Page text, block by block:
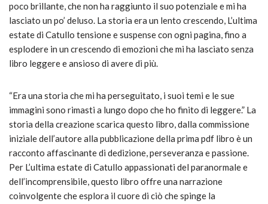
poco brillante, che non ha raggiunto il suo potenziale e mi ha
lasciato un po’ deluso. La storia era un lento crescendo, L’ultima
estate di Catullo tensione e suspense con ogni pagina, fino a
esplodere in un crescendo di emozioni che mi ha lasciato senza
libro leggere e ansioso di avere di più.
“Era una storia che mi ha perseguitato, i suoi temi e le sue
immagini sono rimasti a lungo dopo che ho finito di leggere.” La
storia della creazione scarica questo libro, dalla commissione
iniziale dell’autore alla pubblicazione della prima pdf libro è un
racconto affascinante di dedizione, perseveranza e passione.
Per L’ultima estate di Catullo appassionati del paranormale e
dell’incomprensibile, questo libro offre una narrazione
coinvolgente che esplora il cuore di ciò che spinge la